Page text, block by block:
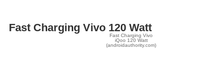
Fast Charging Vivo 120 Watt
Fast Charging Vivo
iQoo 120 Watt
(androidauthority.com)